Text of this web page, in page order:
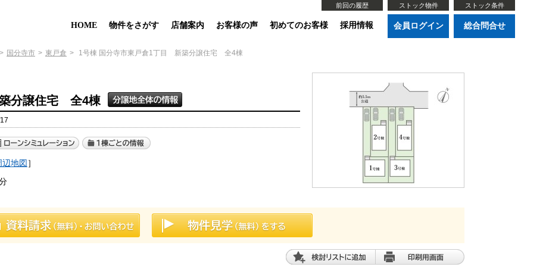
前回の履歴 ストック物件 ストック条件
会員ログイン 総合問合せ
HOME 物件をさがす 店舗案内 お客様の声 初めてのお客様 採用情報
国分寺市 東戸倉 1号棟 国分寺市東戸倉1丁目 新築分譲住宅 全4棟
分譲住宅 全4棟
辺地図］